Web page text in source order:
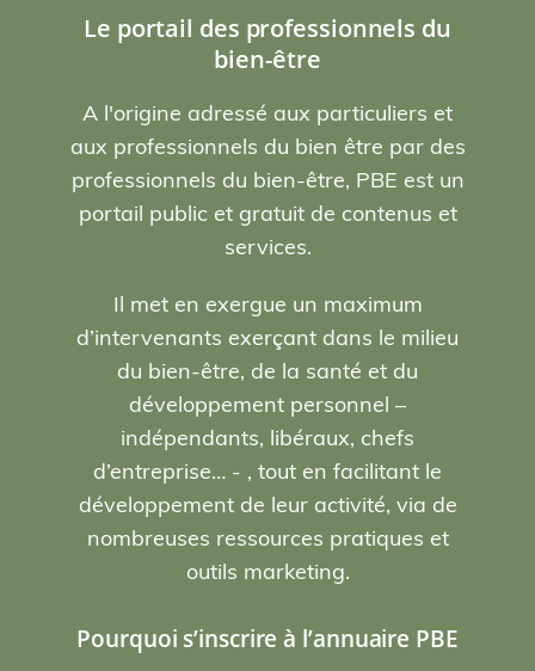
Le portail des professionnels du
bien-être
A l'origine adressé aux particuliers et
aux professionnels du bien être par des
professionnels du bien-être, PBE est un
portail public et gratuit de contenus et
services.
Il met en exergue un maximum
d’intervenants exerçant dans le milieu
du bien-être, de la santé et du
développement personnel –
indépendants, libéraux, chefs
d’entreprise… - , tout en facilitant le
développement de leur activité, via de
nombreuses ressources pratiques et
outils marketing.
Pourquoi s’inscrire à l’annuaire PBE